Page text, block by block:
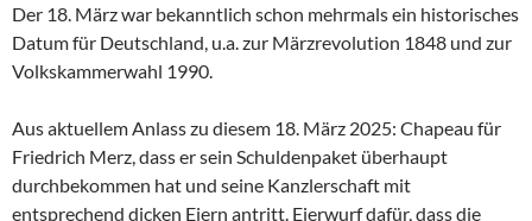
Der 18. März war bekanntlich schon mehrmals ein historisches
Datum für Deutschland, u.a. zur Märzrevolution 1848 und zur
Volkskammerwahl 1990.
Aus aktuellem Anlass zu diesem 18. März 2025: Chapeau für
Friedrich Merz, dass er sein Schuldenpaket überhaupt
durchbekommen hat und seine Kanzlerschaft mit
entsprechend dicken Eiern antritt. Eierwurf dafür, dass die